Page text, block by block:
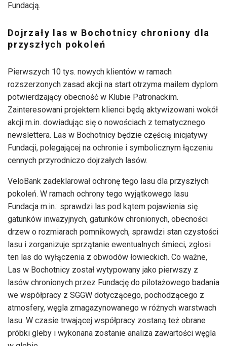
Fundacją.
Dojrzały las w Bochotnicy chroniony dla
przyszłych pokoleń
Pierwszych 10 tys. nowych klientów w ramach
rozszerzonych zasad akcji na start otrzyma mailem dyplom
potwierdzający obecność w Klubie Patronackim.
Zainteresowani projektem klienci będą aktywizowani wokół
akcji m.in. dowiadując się o nowościach z tematycznego
newslettera. Las w Bochotnicy będzie częścią inicjatywy
Fundacji, polegającej na ochronie i symbolicznym łączeniu
cennych przyrodniczo dojrzałych lasów.
VeloBank zadeklarował ochronę tego lasu dla przyszłych
pokoleń. W ramach ochrony tego wyjątkowego lasu
Fundacja m.in.: sprawdzi las pod kątem pojawienia się
gatunków inwazyjnych, gatunków chronionych, obecności
drzew o rozmiarach pomnikowych, sprawdzi stan czystości
lasu i zorganizuje sprzątanie ewentualnych śmieci, zgłosi
ten las do wyłączenia z obwodów łowieckich. Co ważne,
Las w Bochotnicy został wytypowany jako pierwszy z
lasów chronionych przez Fundację do pilotażowego badania
we współpracy z SGGW dotyczącego, pochodzącego z
atmosfery, węgla zmagazynowanego w różnych warstwach
lasu. W czasie trwającej współpracy zostaną też obrane
próbki gleby i wykonana zostanie analiza zawartości węgla